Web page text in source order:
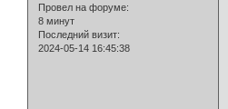
Провел на форуме:
8 минут
Последний визит:
2024-05-14 16:45:38